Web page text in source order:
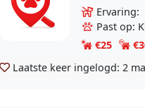
hou veel van
Ervaring:
Past op:
€25
Laatste keer ingelogd: 2